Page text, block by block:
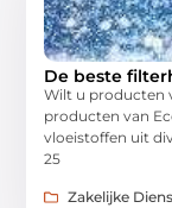
De beste
Wilt u producten
producten van
vloeistoffen uit
25
Zakelijke